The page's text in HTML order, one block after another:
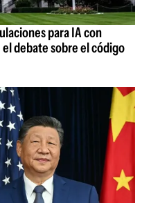
para IA con
debate sobre el código